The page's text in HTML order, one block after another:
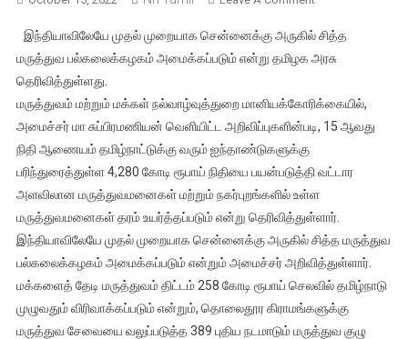
முதன்முறையாக
தமிழகத்தில்
சித்த
மருத்துவ
–
இந்தியாவிலேயே முதல் முறையாக சென்னைக்கு அருகில் சித்த
மருத்துவ பல்கலைக்கழகம் அமைக்கப்படும் என்று தமிழக அரசு
தெரிவித்துள்ளது.
மருத்துவம் மற்றும் மக்கள் நல்வாழ்வுத்துறை மானியக்கோரிக்கையில்,
அமைச்சர் மா சுப்பிரமணியன் வெளியிட்ட அறிவிப்புகளின்படி, 15 ஆவது
நிதி ஆணையம் தமிழ்நாட்டுக்கு வரும் ஐந்தாண்டுகளுக்கு
பரிந்துரைத்துள்ள 4,280 கோடி ரூபாய் நிதியை பயன்படுத்தி வட்டார
அளவிலான மருத்துவமனைகள் மற்றும் நகர்புறங்களில் உள்ள
மருத்துவமனைகள் தரம் உயர்த்தப்படும் என்று தெரிவித்துள்ளார்.
இந்தியாவிலேயே முதல் முறையாக சென்னைக்கு அருகில் சித்த மருத்துவ
பல்கலைக்கழகம் அமைக்கப்படும் என்றும் அமைச்சர் அறிவித்துள்ளார்.
மக்களைத் தேடி மருத்துவம் திட்டம் 258 கோடி ரூபாய் செலவில் தமிழ்நாடு
முழுவதும் விரிவாக்கப்படும் என்றும், தொலைதூர கிராமங்களுக்கு
மருத்துவ சேவையை வலுப்படுத்த 389 புதிய நடமாடும் மருத்துவ குழு